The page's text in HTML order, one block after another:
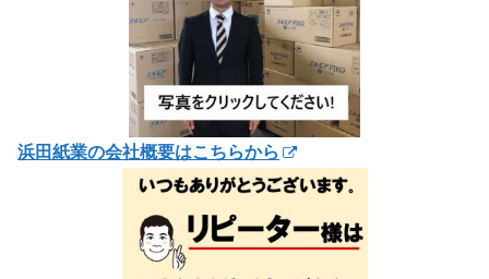
浜田紙業の会社概要はこちらから